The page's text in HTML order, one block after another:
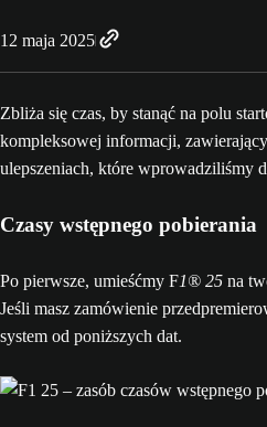
12 maja 2025
Zbliża się czas, by stanąć na polu
kompleksowej informacji,
ulepszeniach, które wprowadziliśmy
Czasy wstępnego pobierania
Po pierwsze, umieśćmy F1® 25 na
Jeśli masz zamówienie
system od poniższych dat.